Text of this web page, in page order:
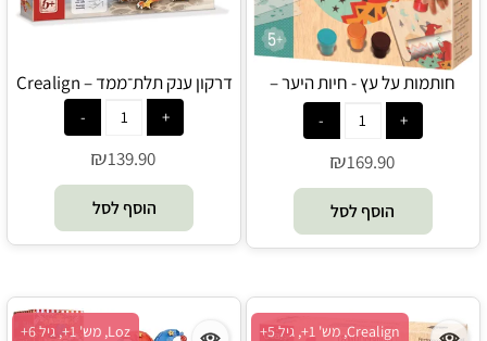
חותמות על עץ - חיות היער –
Crealign
₪169.90
הוסף לסל
דרקון ענק תלת־ממד – Crealign
₪139.90
הוסף לסל
Crealign, מש' 1+, גיל 5+ Loz, מש' 1+, גיל 6+